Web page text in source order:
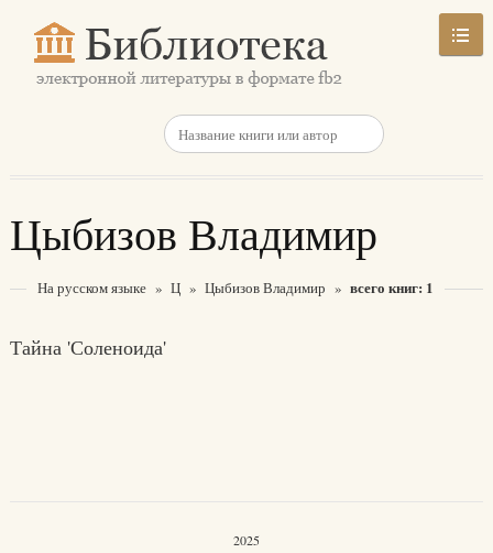
Цыбизов Владимир
На русском языке » Ц » Цыбизов Владимир » всего книг: 1
Тайна 'Соленоида'
2025